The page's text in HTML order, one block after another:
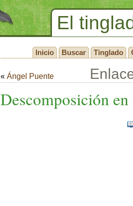
El
Inicio Buscar Tinglado
« Ángel Puente
Descomposición